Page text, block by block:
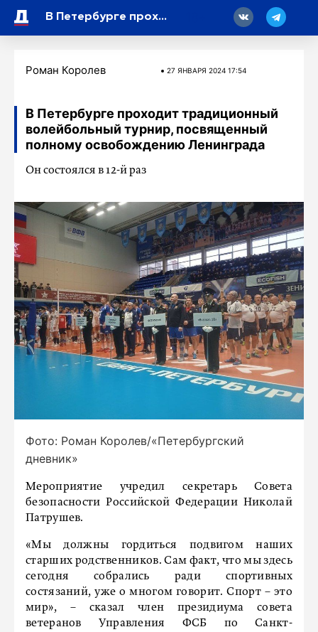
В Петербурге проходит традиционный волейбольный турнир, посвященный полному освобождению Ленинграда
Роман Королев 27 ЯНВАРЯ 2024 17:54
В Петербурге проходит традиционный
волейбольный турнир, посвященный
полному освобождению Ленинграда
Он состоялся в 12-й раз
Фото: Роман Королев/«Петербургский
дневник»
Мероприятие учредил секретарь Совета
безопасности Российской Федерации Николай
Патрушев.
«Мы должны гордиться подвигом наших
старших родственников. Сам факт, что мы здесь
сегодня собрались ради спортивных
состязаний, уже о многом говорит. Спорт – это
мир», – сказал член президиума совета
ветеранов Управления ФСБ по Санкт-